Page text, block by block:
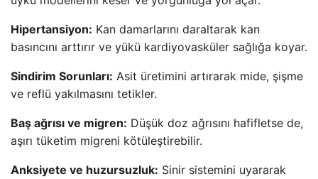
Hipertansiyon: Kan damarlarını daraltarak kan
basıncını arttırır ve yükü kardiyovasküler sağlığa koyar.
Sindirim Sorunları: Asit üretimini artırarak mide, şişme
ve reflü yakılmasını tetikler.
Baş ağrısı ve migren: Düşük doz ağrısını hafifletse de,
aşırı tüketim migreni kötüleştirebilir.
Anksiyete ve huzursuzluk: Sinir sistemini uyararak